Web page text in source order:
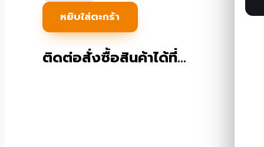
สวิง
auto
swing
gate
หยิบใส่ตะกร้า
ติดต่อสั่งซื้อสินค้าได้ที่…